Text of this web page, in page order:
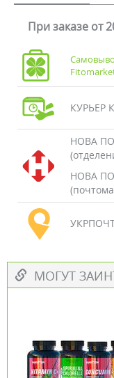
При заказе от
КУРЬЕР
НОВА
НОВА
МОГУТ